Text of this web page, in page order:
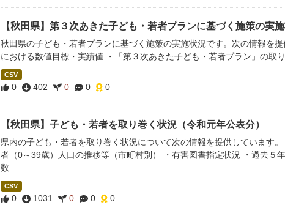
【秋田県】第３次あきた子ども・若者プランに基づく施策の実
秋田県の子ども・若者プランに基づく施策の実施状況です。次の情報を
における数値目標・実績値 ・「第３次あきた子ども・若者プラン」の取
CSV
0 402 0 0 0
【秋田県】子ども・若者を取り巻く状況（令和元年公表分）
県内の子ども・若者を取り巻く状況について次の情報を提供しています
者（0～39歳）人口の推移等（市町村別） ・有害図書指定状況 ・過去５
数
CSV
0 1031 0 0 0